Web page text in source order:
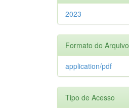
2023
Formato do Arquivo
application/pdf
Tipo de Acesso